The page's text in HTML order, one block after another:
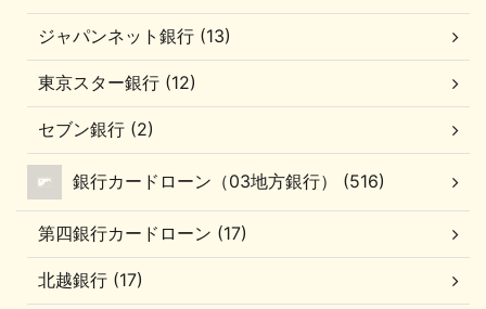
ジャパンネット銀行 (13)
東京スター銀行 (12)
セブン銀行 (2)
銀行カードローン（03地方銀行） (516)
第四銀行カードローン (17)
北越銀行 (17)